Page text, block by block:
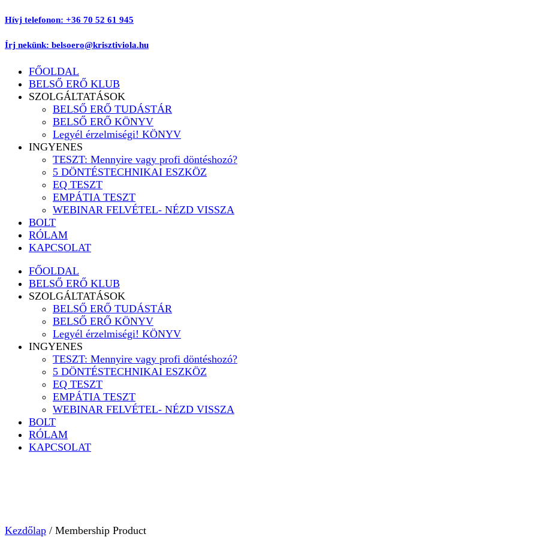
Ugrás
tartalomhoz
Hívj telefonon: +36 70 52 61 945
Írj nekünk: belsoero@krisztiviola.hu
FŐOLDAL
BELSŐ ERŐ KLUB
SZOLGÁLTATÁSOK
BELSŐ ERŐ TUDÁSTÁR
BELSŐ ERŐ KÖNYV
Legyél érzelmiségi! KÖNYV
INGYENES
TESZT: Mennyire vagy profi döntéshozó?
5 DÖNTÉSTECHNIKAI ESZKÖZ
EQ TESZT
EMPÁTIA TESZT
WEBINAR FELVÉTEL- NÉZD VISSZA
BOLT
RÓLAM
KAPCSOLAT
FŐOLDAL
BELSŐ ERŐ KLUB
SZOLGÁLTATÁSOK
BELSŐ ERŐ TUDÁSTÁR
BELSŐ ERŐ KÖNYV
Legyél érzelmiségi! KÖNYV
INGYENES
TESZT: Mennyire vagy profi döntéshozó?
5 DÖNTÉSTECHNIKAI ESZKÖZ
EQ TESZT
EMPÁTIA TESZT
WEBINAR FELVÉTEL- NÉZD VISSZA
BOLT
RÓLAM
KAPCSOLAT
Kezdőlap / Membership Product